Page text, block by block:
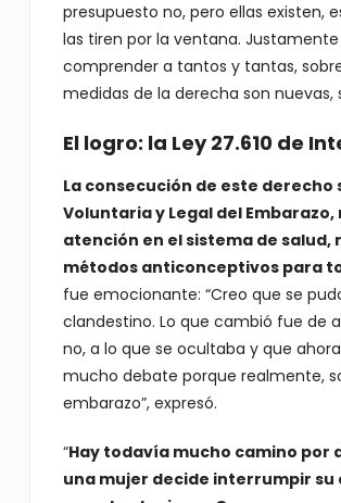
presupuesto no, pero ellas existen,
las tiren por la ventana.
comprender a tantos y tantas,
medidas de la derecha son nuevas,
El logro: la Ley 27.610 de
La consecución de este
Voluntaria y Legal del
atención en el sistema de
métodos anticonceptivos para
fue emocionante: “Creo que se
clandestino. Lo que cambió fue de
no, a lo que se ocultaba y que
mucho debate porque realmente,
embarazo”, expresó.
“Hay todavía mucho camino por
una mujer decide interrumpir